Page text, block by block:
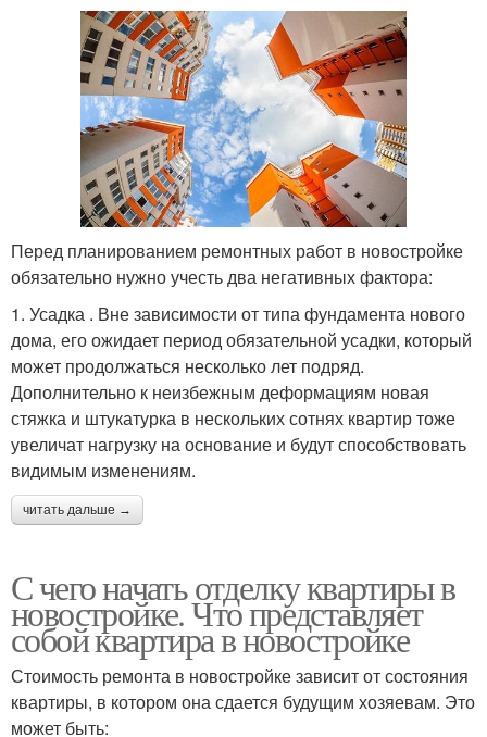
Перед планированием ремонтных работ в новостройке
обязательно нужно учесть два негативных фактора:
1. Усадка . Вне зависимости от типа фундамента нового
дома, его ожидает период обязательной усадки, который
может продолжаться несколько лет подряд.
Дополнительно к неизбежным деформациям новая
стяжка и штукатурка в нескольких сотнях квартир тоже
увеличат нагрузку на основание и будут способствовать
видимым изменениям.
читать дальше →
С чего начать отделку квартиры в
новостройке. Что представляет
собой квартира в новостройке
Стоимость ремонта в новостройке зависит от состояния
квартиры, в котором она сдается будущим хозяевам. Это
может быть: